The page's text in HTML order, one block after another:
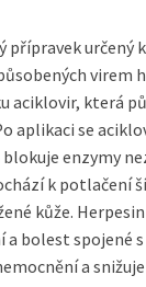
přípravek určený
virem
aciklovir, která
aplikaci se
enzymy
k potlačení
kůže.
bolest spojené
a